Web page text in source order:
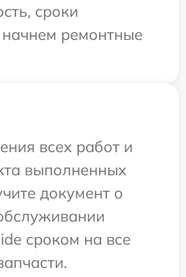
сроки
ремонтные
всех работ и
выполненных
документ о
сроком на все